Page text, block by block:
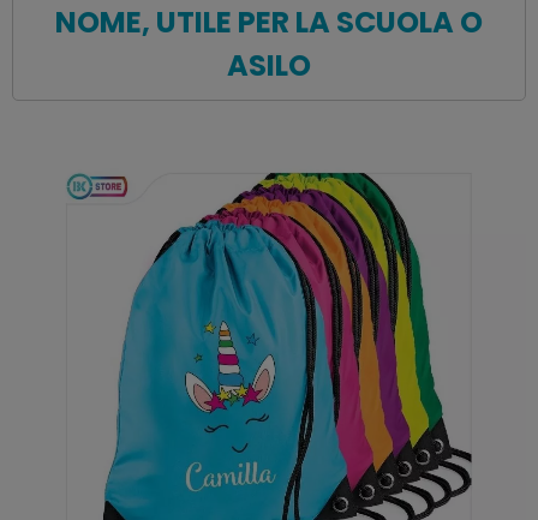
NOME, UTILE PER LA SCUOLA O
ASILO